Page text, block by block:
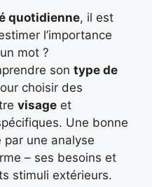
quotidienne, il est
l’importance
mot ?
son type de
choisir des
visage et
Une bonne
une analyse
– ses besoins et
stimuli extérieurs.